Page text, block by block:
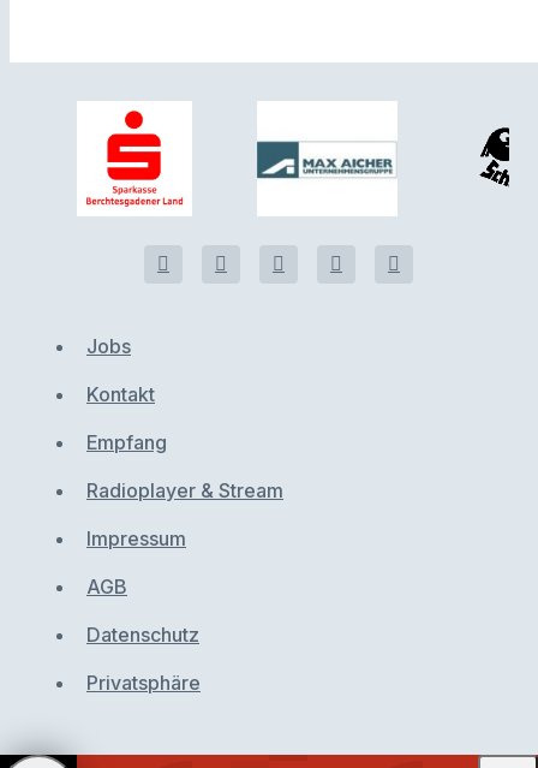
Jobs
Kontakt
Empfang
Radioplayer & Stream
Impressum
AGB
Datenschutz
Privatsphäre